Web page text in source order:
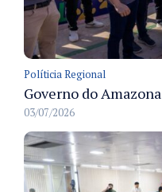
Políticia Regional
03/07/2026